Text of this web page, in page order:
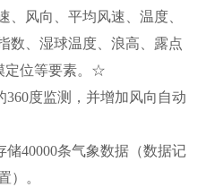
、风向、平均风速、温度、
数、湿球温度、浪高、露点
定位等要素。☆
度监测，并增加风向自动
40000条气象数据（数据记
）。